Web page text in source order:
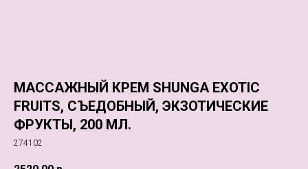
МАССАЖНЫЙ КРЕМ SHUNGA EXOTIC
FRUITS, СЪЕДОБНЫЙ, ЭКЗОТИЧЕСКИЕ
ФРУКТЫ, 200 МЛ.
274102